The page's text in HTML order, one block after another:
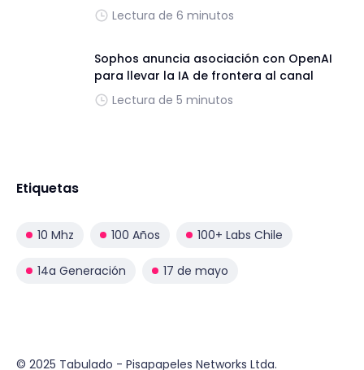
Lectura de 6 minutos
Sophos anuncia asociación con OpenAI
para llevar la IA de frontera al canal
Lectura de 5 minutos
Etiquetas
10 Mhz 100 Años 100+ Labs Chile
14a Generación 17 de mayo
© 2025 Tabulado - Pisapapeles Networks Ltda.